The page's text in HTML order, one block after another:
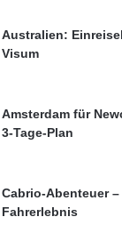
Australien:
Visum
Amsterdam für
3-Tage-Plan
Cabrio-Abenteuer
Fahrerlebnis